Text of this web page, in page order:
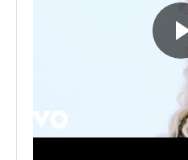
2018 - Ay Çokta Şey
2018 - Orda Burda (single)